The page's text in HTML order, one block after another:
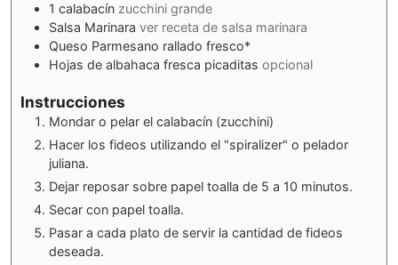
1 calabacín zucchini grande
Salsa Marinara ver receta de salsa marinara
Queso Parmesano rallado fresco*
Hojas de albahaca fresca picaditas opcional
Instrucciones
Mondar o pelar el calabacín (zucchini)
Hacer los fideos utilizando el "spiralizer" o pelador
juliana.
Dejar reposar sobre papel toalla de 5 a 10 minutos.
Secar con papel toalla.
Pasar a cada plato de servir la cantidad de fideos
deseada.